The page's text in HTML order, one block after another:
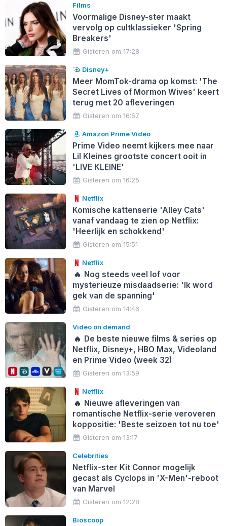
Films
Voormalige Disney-ster maakt
vervolg op cultklassieker 'Spring
Breakers'
Gisteren om 17:28
Disney+
Meer MomTok-drama op komst: 'The
Secret Lives of Mormon Wives' keert
terug met 20 afleveringen
Gisteren om 16:57
Amazon Prime Video
Prime Video neemt kijkers mee naar
Lil Kleines grootste concert ooit in
'LIVE KLEINE'
Gisteren om 16:25
Netflix
Komische kattenserie 'Alley Cats'
vanaf vandaag te zien op Netflix:
'Heerlijk en schokkend'
Gisteren om 15:51
Netflix
🔥 Nog steeds veel lof voor
mysterieuze misdaadserie: 'Ik word
gek van de spanning'
Gisteren om 14:46
Video on demand
🔥 De beste nieuwe films & series op
Netflix, Disney+, HBO Max, Videoland
en Prime Video (week 32)
Gisteren om 13:59
Netflix
🔥 Nieuwe afleveringen van
romantische Netflix-serie veroveren
koppositie: 'Beste seizoen tot nu toe'
Gisteren om 13:17
Celebrities
Netflix-ster Kit Connor mogelijk
gecast als Cyclops in 'X-Men'-reboot
van Marvel
Gisteren om 12:28
Bioscoop